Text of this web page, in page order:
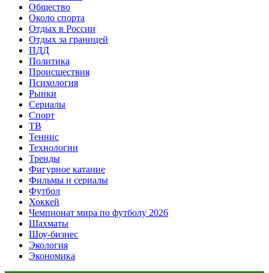
Общество
Около спорта
Отдых в России
Отдых за границей
ПДД
Политика
Происшествия
Психология
Рынки
Сериалы
Спорт
ТВ
Теннис
Технологии
Тренды
Фигурное катание
Фильмы и сериалы
Футбол
Хоккей
Чемпионат мира по футболу 2026
Шахматы
Шоу-бизнес
Экология
Экономика